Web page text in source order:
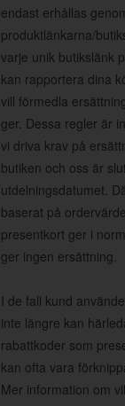
endast erhållas
produktlänkarna/
varje unik butikslänk
kan rapportera dina
vill förmedla
ger. Dessa regler är
vi driva krav på
butiken och oss är
utdelningsdatumet.
baserat på
presentkort ger i
ger ingen ersättning.
I de fall kund
inte längre kan
rabattkoder som
kan ofta vara
Mer information om